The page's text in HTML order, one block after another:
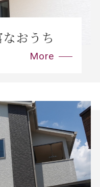
おうち